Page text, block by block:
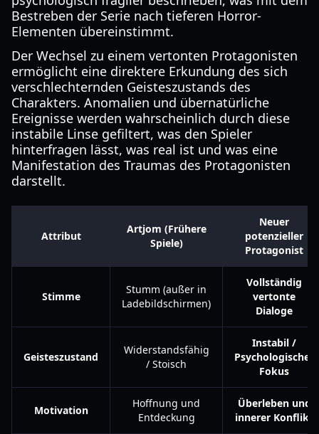
Bestreben der Serie nach tieferen Horror-
Elementen übereinstimmt.
Der Wechsel zu einem vertonten Protagonisten
ermöglicht eine direktere Erkundung des sich
verschlechternden Geisteszustands des
Charakters. Anomalien und übernatürliche
Ereignisse werden wahrscheinlich durch diese
instabile Linse gefiltert, was den Spieler
hinterfragen lässt, was real ist und was eine
Manifestation des Traumas des Protagonisten
darstellt.
Attribut
Artjom (Frühere
Spiele)
Neuer
potenzieller
Protagonist
Stimme
Stumm (außer in
Ladebildschirmen)
Vollständig
vertonte
Dialoge
Geisteszustand
Widerstandsfähig
/ Stoisch
Instabil /
Psychologischer
Fokus
Motivation
Hoffnung und
Entdeckung
Überleben und
innerer Konflikt